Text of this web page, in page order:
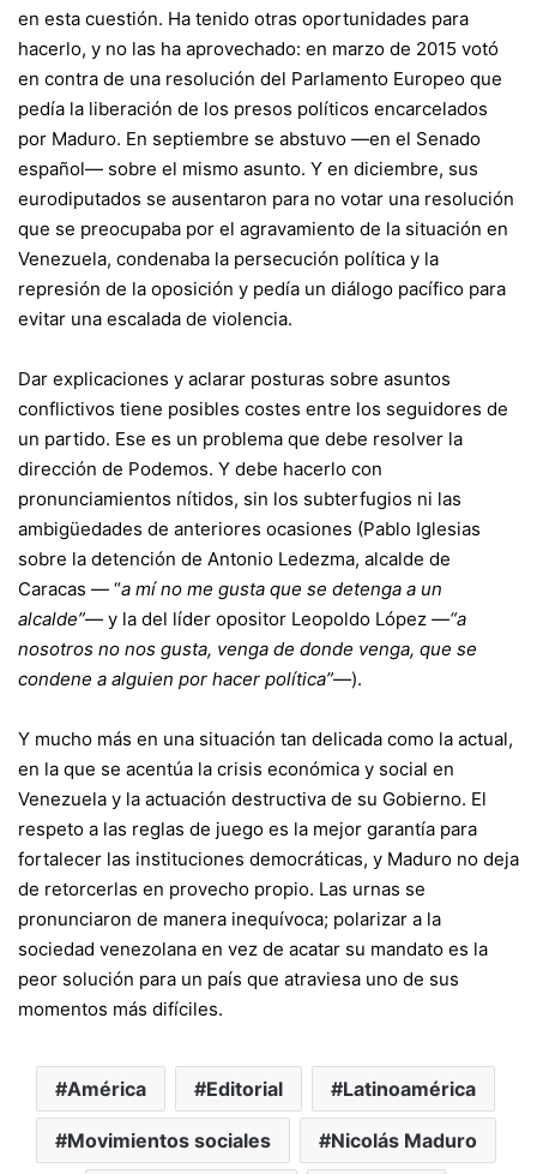
en esta cuestión. Ha tenido otras oportunidades para
hacerlo, y no las ha aprovechado: en marzo de 2015 votó
en contra de una resolución del Parlamento Europeo que
pedía la liberación de los presos políticos encarcelados
por Maduro. En septiembre se abstuvo —en el Senado
español— sobre el mismo asunto. Y en diciembre, sus
eurodiputados se ausentaron para no votar una resolución
que se preocupaba por el agravamiento de la situación en
Venezuela, condenaba la persecución política y la
represión de la oposición y pedía un diálogo pacífico para
evitar una escalada de violencia.
Dar explicaciones y aclarar posturas sobre asuntos
conflictivos tiene posibles costes entre los seguidores de
un partido. Ese es un problema que debe resolver la
dirección de Podemos. Y debe hacerlo con
pronunciamientos nítidos, sin los subterfugios ni las
ambigüedades de anteriores ocasiones (Pablo Iglesias
sobre la detención de Antonio Ledezma, alcalde de
Caracas — “a mí no me gusta que se detenga a un
alcalde”— y la del líder opositor Leopoldo López —“a
nosotros no nos gusta, venga de donde venga, que se
condene a alguien por hacer política”—).
Y mucho más en una situación tan delicada como la actual,
en la que se acentúa la crisis económica y social en
Venezuela y la actuación destructiva de su Gobierno. El
respeto a las reglas de juego es la mejor garantía para
fortalecer las instituciones democráticas, y Maduro no deja
de retorcerlas en provecho propio. Las urnas se
pronunciaron de manera inequívoca; polarizar a la
sociedad venezolana en vez de acatar su mandato es la
peor solución para un país que atraviesa uno de sus
momentos más difíciles.
América Editorial Latinoamérica
Movimientos sociales Nicolás Maduro